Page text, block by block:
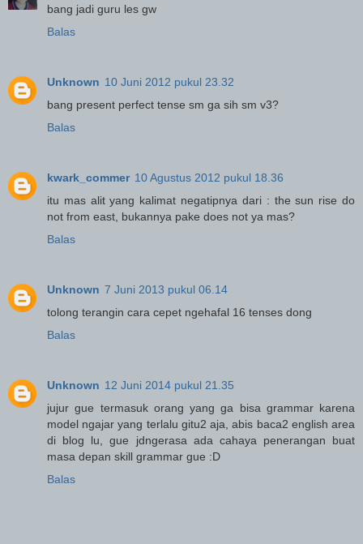
bang jadi guru les gw
Balas
Unknown 10 Juni 2012 pukul 23.32
bang present perfect tense sm ga sih sm v3?
Balas
kwark_commer 10 Agustus 2012 pukul 18.36
itu mas alit yang kalimat negatipnya dari : the sun rise do
not from east, bukannya pake does not ya mas?
Balas
Unknown 7 Juni 2013 pukul 06.14
tolong terangin cara cepet ngehafal 16 tenses dong
Balas
Unknown 12 Juni 2014 pukul 21.35
jujur gue termasuk orang yang ga bisa grammar karena
model ngajar yang terlalu gitu2 aja, abis baca2 english area
di blog lu, gue jdngerasa ada cahaya penerangan buat
masa depan skill grammar gue :D
Balas